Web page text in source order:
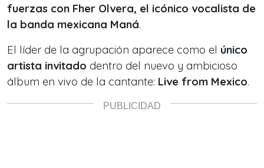
fuerzas con Fher Olvera, el icónico vocalista de
la banda mexicana Maná.
El líder de la agrupación aparece como el único
artista invitado dentro del nuevo y ambicioso
álbum en vivo de la cantante: Live from Mexico.